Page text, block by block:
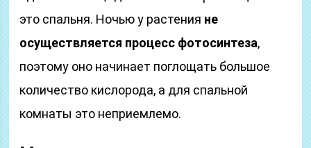
это спальня. Ночью у растения не
осуществляется процесс фотосинтеза,
поэтому оно начинает поглощать большое
количество кислорода, а для спальной
комнаты это неприемлемо.